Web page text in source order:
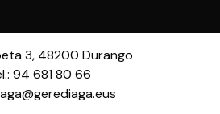
3, 48200 Durango
94 681 80 66